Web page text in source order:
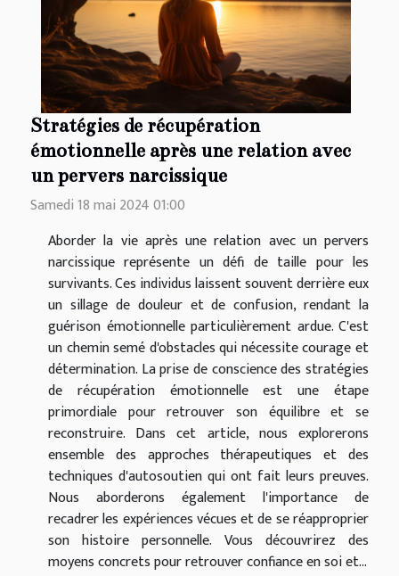
Stratégies de récupération
émotionnelle après une relation avec
un pervers narcissique
Samedi 18 mai 2024 01:00
Aborder la vie après une relation avec un pervers
narcissique représente un défi de taille pour les
survivants. Ces individus laissent souvent derrière eux
un sillage de douleur et de confusion, rendant la
guérison émotionnelle particulièrement ardue. C'est
un chemin semé d'obstacles qui nécessite courage et
détermination. La prise de conscience des stratégies
de récupération émotionnelle est une étape
primordiale pour retrouver son équilibre et se
reconstruire. Dans cet article, nous explorerons
ensemble des approches thérapeutiques et des
techniques d'autosoutien qui ont fait leurs preuves.
Nous aborderons également l'importance de
recadrer les expériences vécues et de se réapproprier
son histoire personnelle. Vous découvrirez des
moyens concrets pour retrouver confiance en soi et...